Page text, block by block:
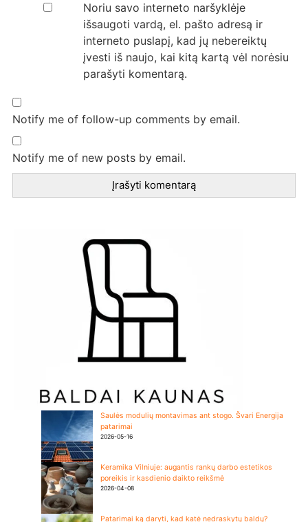
Noriu savo interneto naršyklėje
išsaugoti vardą, el. pašto adresą ir
interneto puslapį, kad jų nebereiktų
įvesti iš naujo, kai kitą kartą vėl norėsiu
parašyti komentarą.
Notify me of follow-up comments by email.
Notify me of new posts by email.
Saulės modulių montavimas ant stogo. Švari Energija
patarimai
2026-05-16
Keramika Vilniuje: augantis rankų darbo estetikos
poreikis ir kasdienio daikto reikšmė
2026-04-08
Patarimai ką daryti, kad katė nedraskytų baldų?